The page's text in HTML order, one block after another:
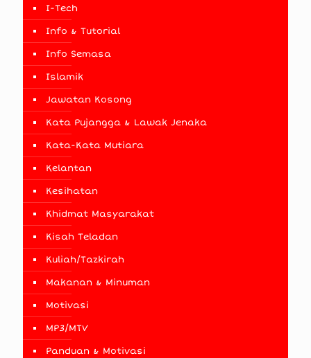
I-Tech
Info & Tutorial
Info Semasa
Islamik
Jawatan Kosong
Kata Pujangga & Lawak Jenaka
Kata-Kata Mutiara
Kelantan
Kesihatan
Khidmat Masyarakat
Kisah Teladan
Kuliah/Tazkirah
Makanan & Minuman
Motivasi
MP3/MTV
Panduan & Motivasi